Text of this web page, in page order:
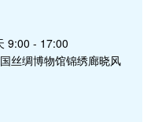
9:00 - 17:00
丝绸博物馆锦绣廊晓风